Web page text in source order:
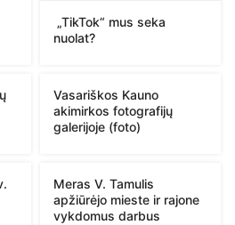
„TikTok“ mus seka
nuolat?
Vasariškos Kauno
akimirkos fotografijų
galerijoje (foto)
Meras V. Tamulis
apžiūrėjo mieste ir rajone
vykdomus darbus